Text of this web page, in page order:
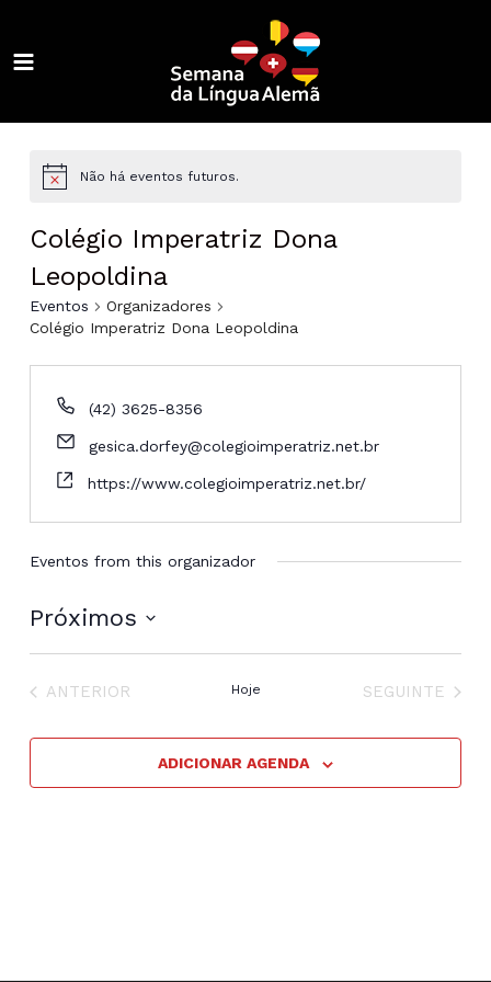
MENU
Não há eventos futuros.
Colégio Imperatriz Dona
Leopoldina
Eventos
Organizadores
Colégio Imperatriz Dona Leopoldina
(42) 3625-8356
gesica.dorfey@colegioimperatriz.net.br
https://www.colegioimperatriz.net.br/
Eventos from this organizador
Próximos
data.EVENTOS
ANTERIOR Hoje EVENTOS
SEGUINTE
ADICIONAR AGENDA